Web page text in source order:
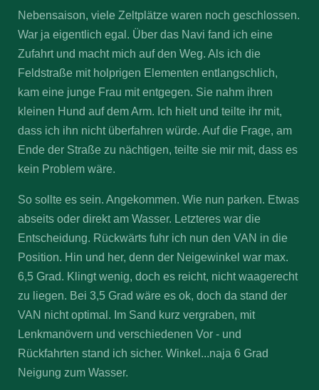
Nebensaison, viele Zeltplätze waren noch geschlossen.
War ja eigentlich egal. Über das Navi fand ich eine
Zufahrt und macht mich auf den Weg. Als ich die
Feldstraße mit holprigen Elementen entlangschlich,
kam eine junge Frau mit entgegen. Sie nahm ihren
kleinen Hund auf dem Arm. Ich hielt und teilte ihr mit,
dass ich ihn nicht überfahren würde. Auf die Frage, am
Ende der Straße zu nächtigen, teilte sie mir mit, dass es
kein Problem wäre.
So sollte es sein. Angekommen. Wie nun parken. Etwas
abseits oder direkt am Wasser. Letzteres war die
Entscheidung. Rückwärts fuhr ich nun den VAN in die
Position. Hin und her, denn der Neigewinkel war max.
6,5 Grad. Klingt wenig, doch es reicht, nicht waagerecht
zu liegen. Bei 3,5 Grad wäre es ok, doch da stand der
VAN nicht optimal. Im Sand kurz vergraben, mit
Lenkmanövern und verschiedenen Vor - und
Rückfahrten stand ich sicher. Winkel...naja 6 Grad
Neigung zum Wasser.